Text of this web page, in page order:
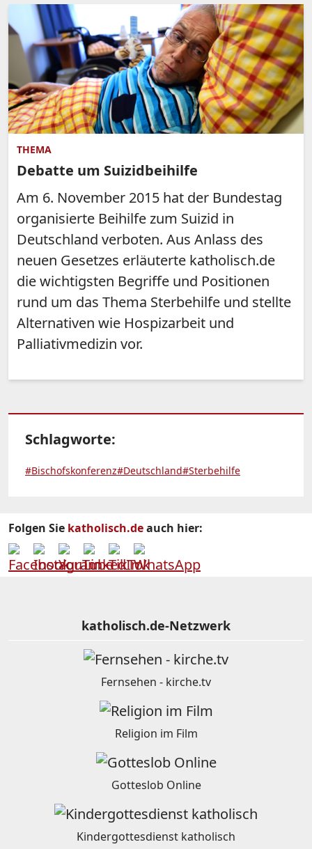
THEMA
Debatte um Suizidbeihilfe
Am 6. November 2015 hat der Bundestag
organisierte Beihilfe zum Suizid in
Deutschland verboten. Aus Anlass des
neuen Gesetzes erläuterte katholisch.de
die wichtigsten Begriffe und Positionen
rund um das Thema Sterbehilfe und stellte
Alternativen wie Hospizarbeit und
Palliativmedizin vor.
Schlagworte:
#Bischofskonferenz#Deutschland#Sterbehilfe
Folgen Sie katholisch.deauch hier:
katholisch.de-Netzwerk
Fernsehen - kirche.tv
Religion im Film
Gotteslob Online
Kindergottesdienst katholisch